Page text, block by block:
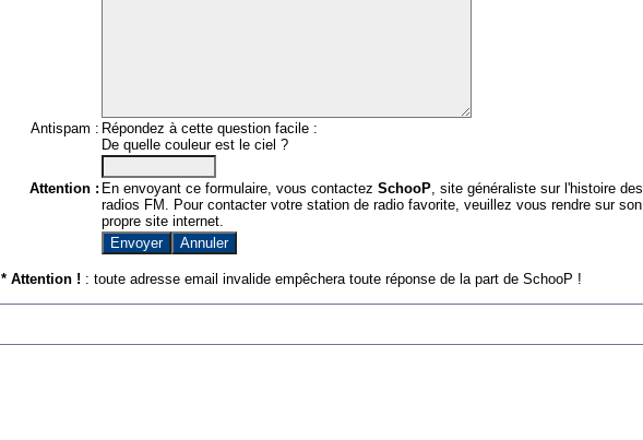
Antispam : Répondez à cette question facile :
De quelle couleur est le ciel ?
Attention : En envoyant ce formulaire, vous contactez SchooP, site généraliste sur l'histoire des
radios FM. Pour contacter votre station de radio favorite, veuillez vous rendre sur son
propre site internet.
* Attention ! : toute adresse email invalide empêchera toute réponse de la part de SchooP !